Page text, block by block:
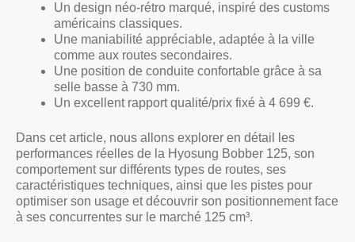
Un design néo-rétro marqué, inspiré des customs
américains classiques.
Une maniabilité appréciable, adaptée à la ville
comme aux routes secondaires.
Une position de conduite confortable grâce à sa
selle basse à 730 mm.
Un excellent rapport qualité/prix fixé à 4 699 €.
Dans cet article, nous allons explorer en détail les
performances réelles de la Hyosung Bobber 125, son
comportement sur différents types de routes, ses
caractéristiques techniques, ainsi que les pistes pour
optimiser son usage et découvrir son positionnement face
à ses concurrentes sur le marché 125 cm³.